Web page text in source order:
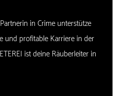
in Crime unterstütze
und profitable Karriere in der
ist deine Räuberleiter in